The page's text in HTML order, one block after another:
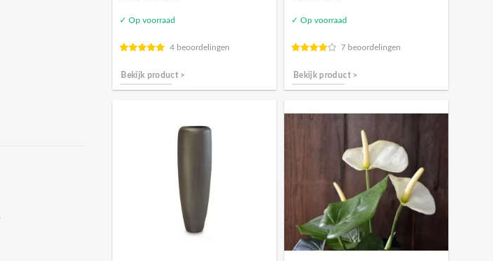
✓ Op voorraad
4 beoordelingen
Bekijk product >
✓ Op voorraad
7 beoordelingen
Bekijk product >